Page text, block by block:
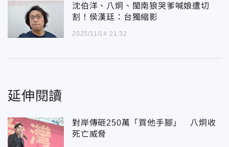
沈伯洋、八炯、閩南狼哭爹喊娘遭切
割！侯漢廷：台獨縮影
2025/11/14 21:32
延伸閱讀
對岸傳砸250萬「買他手腳」 八炯收
死亡威脅